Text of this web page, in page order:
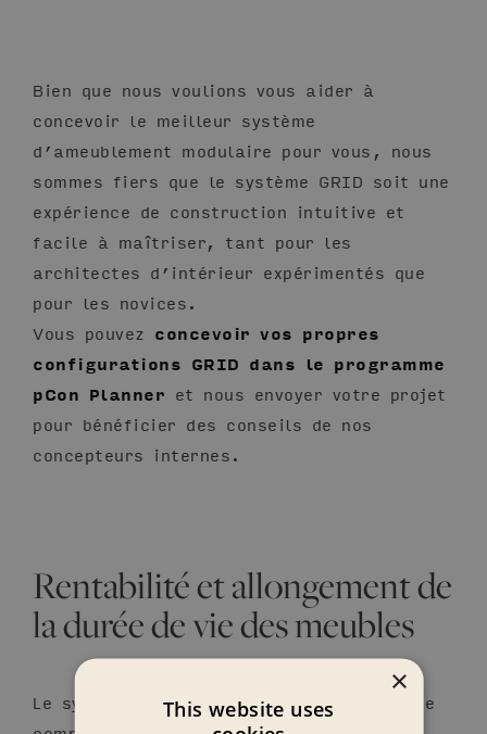
Bien que nous voulions vous aider à
concevoir le meilleur système
d’ameublement modulaire pour vous, nous
sommes fiers que le système GRID soit une
expérience de construction intuitive et
facile à maîtriser, tant pour les
architectes d’intérieur expérimentés que
pour les novices.
Vous pouvez concevoir vos propres
configurations GRID dans le programme
pCon Planner et nous envoyer votre projet
pour bénéficier des conseils de nos
concepteurs internes.
Rentabilité et allongement de
la durée de vie des meubles
Le système de mobilier modulaire GRID se
×
This website uses